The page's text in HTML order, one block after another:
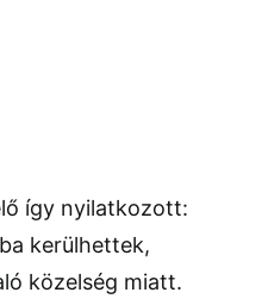
így nyilatkozott:
kerülhettek,
közelség miatt.